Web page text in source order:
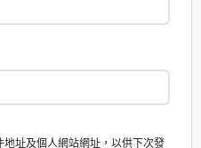
址及個人網站網址，以供下次發